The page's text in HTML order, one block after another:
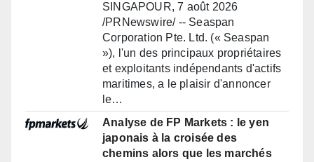
SINGAPOUR, 7 août 2026
/PRNewswire/ -- Seaspan
Corporation Pte. Ltd. (« Seaspan
»), l'un des principaux propriétaires
et exploitants indépendants d'actifs
maritimes, a le plaisir d'annoncer
le…
Analyse de FP Markets : le yen
japonais à la croisée des
chemins alors que les marchés